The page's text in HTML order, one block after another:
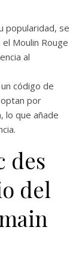
popularidad, se
Moulin Rouge
al
código de
por
lo que añade
des
del